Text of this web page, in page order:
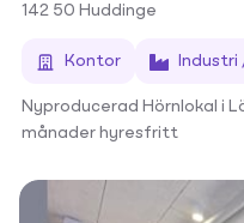
142 50 Huddinge
Kontor Industri
Nyproducerad Hörnlokal i
månader hyresfritt